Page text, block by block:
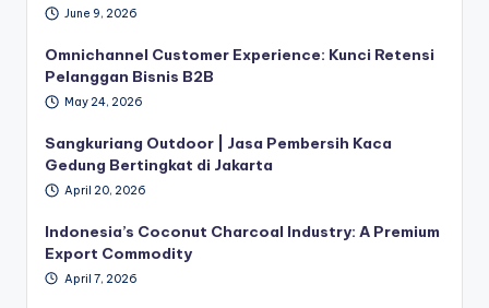
June 9, 2026
Omnichannel Customer Experience: Kunci Retensi
Pelanggan Bisnis B2B
May 24, 2026
Sangkuriang Outdoor | Jasa Pembersih Kaca
Gedung Bertingkat di Jakarta
April 20, 2026
Indonesia’s Coconut Charcoal Industry: A Premium
Export Commodity
April 7, 2026